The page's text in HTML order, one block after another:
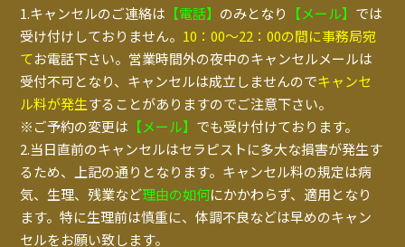
1.キャンセルのご連絡は 【電話】 のみとなり 【メール】 では
受け付けしておりません。 10：00～22：00の間に事務局宛
てお電話下さい。営業時間外の夜中のキャンセルメールは
受付不可となり、キャンセルは成立しませんのでキャンセ
ル料が発生することがありますのでご注意下さい。
※ご予約の変更は 【メール】 でも受け付けております。
2.当日直前のキャンセルはセラピストに多大な損害が発生す
るため、上記の通りとなります。キャンセル料の規定は病
気、生理、残業など理由の如何にかかわらず、適用となり
ます。特に生理前は慎重に、体調不良などは早めのキャン
セルをお願い致します。